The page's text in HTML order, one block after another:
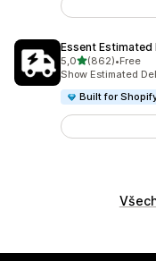
Essent Estimated
5,0z 5 hvězd
(862)
Celkový počet
•Free
Show Estimated
Built for